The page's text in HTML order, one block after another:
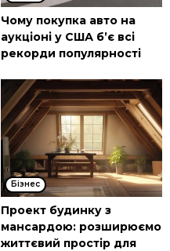
Чому покупка авто на
аукціоні у США б’є всі
рекорди популярності
Бізнес
Проект будинку з
мансардою: розширюємо
життєвий простір для